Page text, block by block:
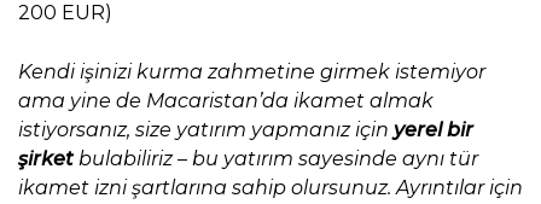
200 EUR)
Kendi işinizi kurma zahmetine girmek istemiyor
ama yine de Macaristan’da ikamet almak
istiyorsanız, size yatırım yapmanız için yerel bir
şirketbulabiliriz – bu yatırım sayesinde aynı tür
ikamet izni şartlarına sahip olursunuz. Ayrıntılar için